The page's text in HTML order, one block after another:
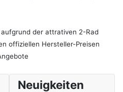
der attrativen 2-Rad
offiziellen Hersteller-Preisen
Neuigkeiten